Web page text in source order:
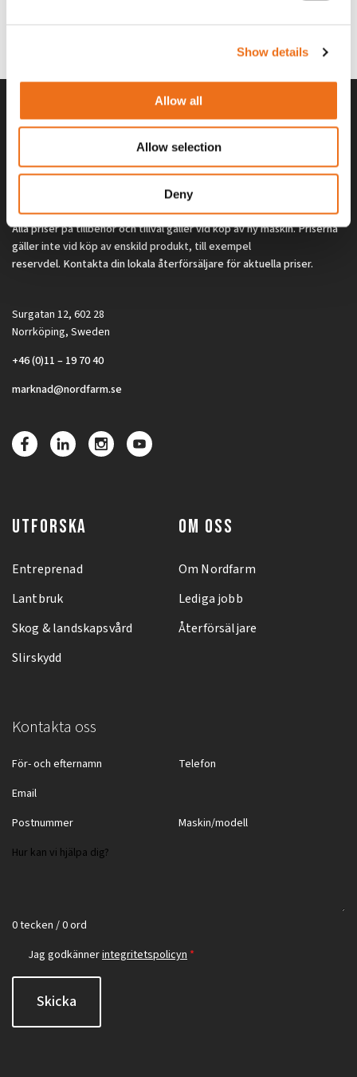
Show details
Allow all
Allow selection
Deny
(ex. moms)
Alla priser på tillbehör och tillval gäller vid köp av ny maskin. Priserna
gäller inte vid köp av enskild produkt, till exempel
reservdel. Kontakta din lokala återförsäljare för aktuella priser.
Surgatan 12, 602 28
Norrköping, Sweden
+46 (0)11 – 19 70 40
marknad@nordfarm.se
UTFORSKA
Entreprenad
Lantbruk
Skog & landskapsvård
Slirskydd
OM OSS
Om Nordfarm
Lediga jobb
Återförsäljare
Kontakta oss
0 tecken / 0 ord
Jag godkännerintegritetspolicyn *
Skicka